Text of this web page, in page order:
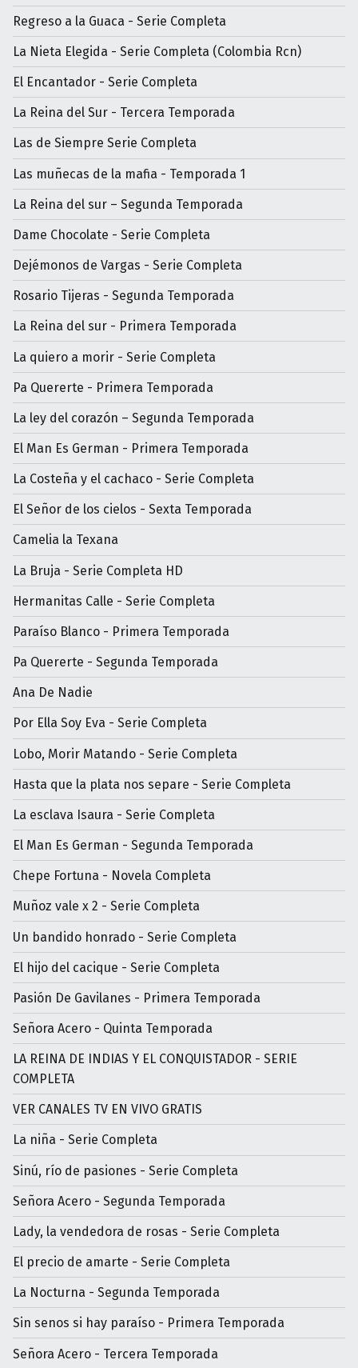
Regreso a la Guaca - Serie Completa
La Nieta Elegida - Serie Completa (Colombia Rcn)
El Encantador - Serie Completa
La Reina del Sur - Tercera Temporada
Las de Siempre Serie Completa
Las muñecas de la mafia - Temporada 1
La Reina del sur – Segunda Temporada
Dame Chocolate - Serie Completa
Dejémonos de Vargas - Serie Completa
Rosario Tijeras - Segunda Temporada
La Reina del sur - Primera Temporada
La quiero a morir - Serie Completa
Pa Quererte - Primera Temporada
La ley del corazón – Segunda Temporada
El Man Es German - Primera Temporada
La Costeña y el cachaco - Serie Completa
El Señor de los cielos - Sexta Temporada
Camelia la Texana
La Bruja - Serie Completa HD
Hermanitas Calle - Serie Completa
Paraíso Blanco - Primera Temporada
Pa Quererte - Segunda Temporada
Ana De Nadie
Por Ella Soy Eva - Serie Completa
Lobo, Morir Matando - Serie Completa
Hasta que la plata nos separe - Serie Completa
La esclava Isaura - Serie Completa
El Man Es German - Segunda Temporada
Chepe Fortuna - Novela Completa
Muñoz vale x 2 - Serie Completa
Un bandido honrado - Serie Completa
El hijo del cacique - Serie Completa
Pasión De Gavilanes - Primera Temporada
Señora Acero - Quinta Temporada
LA REINA DE INDIAS Y EL CONQUISTADOR - SERIE
COMPLETA
VER CANALES TV EN VIVO GRATIS
La niña - Serie Completa
Sinú, río de pasiones - Serie Completa
Señora Acero - Segunda Temporada
Lady, la vendedora de rosas - Serie Completa
El precio de amarte - Serie Completa
La Nocturna - Segunda Temporada
Sin senos si hay paraíso - Primera Temporada
Señora Acero - Tercera Temporada